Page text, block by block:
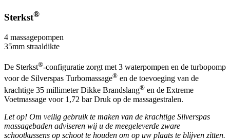
Sterkst®
4 massagepompen
35mm straaldikte
De Sterkst®-configuratie zorgt met 3 waterpompen en de turbopomp
voor de Silverspas Turbomassage® en de toevoeging van de
krachtige 35 millimeter Dikke Brandslang® en de Extreme
Voetmassage voor 1,72 bar Druk op de massagestralen.
Let op! Om veilig gebruik te maken van de krachtige Silverspas
massagebaden adviseren wij u de meegeleverde zware
schootkussens op schoot te houden om op uw plaats te blijven zitten.